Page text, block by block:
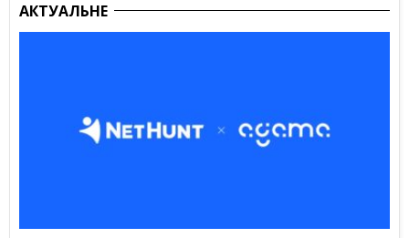
АКТУАЛЬНЕ